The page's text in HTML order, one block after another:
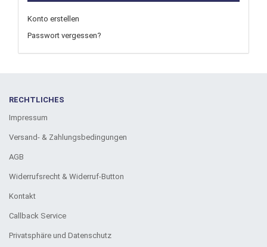
Konto erstellen
Passwort vergessen?
RECHTLICHES
Impressum
Versand- & Zahlungsbedingungen
AGB
Widerrufsrecht & Widerruf-Button
Kontakt
Callback Service
Privatsphäre und Datenschutz